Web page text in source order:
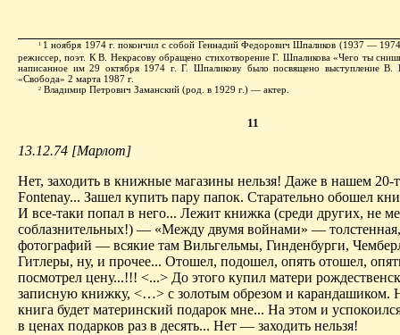
1
1 ноября 1974 г. покончил с собой Геннадий Федорович Шпаликов (1937 —
режиссер, поэт. К В. Некрасову обращено стихотворение Г. Шпаликова «Чего ты
написанное им 29 октября 1974 г. Г. Шпаликову было посвящено выступление В.
«Свобода» 2 марта 1987 г.
2 Владимир Петрович Заманский (род. в 1929 г.) — актер.
11
13.12.74 [Марлот]
Нет, заходить в книжные магазины нельзя! Даже в нашем 20-
Fontenay... Зашел купить пару папок. Старательно обошел
И все-таки попал в него... Лежит книжка (среди других, не
соблазнительных!) — «Между двумя войнами» —
фотографий — всякие там Вильгельмы, Гинденбурги,
Гитлеры, ну, и прочее... Отошел, подошел, опять отошел,
посмотрел цену...!!! <...> До этого купил матери
записную книжку, <…> с золотым обрезом и карандашиком.
книга будет материнский подарок мне... На этом и
в ценах подарков раз в десять... Нет — заходить нельзя!